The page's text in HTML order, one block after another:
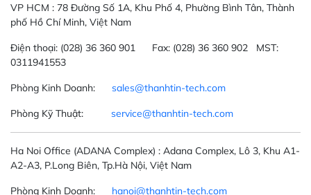
VP HCM : 78 Đường Số 1A, Khu Phố 4, Phường Bình Tân, Thành
phố Hồ Chí Minh, Việt Nam
Điện thoại: (028) 36 360 901 Fax: (028) 36 360 902 MST:
0311941553
Phòng Kinh Doanh: sales@thanhtin-tech.com
Phòng Kỹ Thuật: service@thanhtin-tech.com
Ha Noi Office (ADANA Complex) : Adana Complex, Lô 3, Khu A1-
A2-A3, P.Long Biên, Tp.Hà Nội, Việt Nam
Phòng Kinh Doanh: hanoi@thanhtin-tech.com